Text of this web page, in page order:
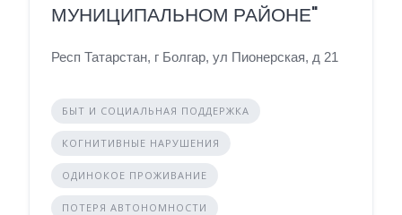
МУНИЦИПАЛЬНОМ РАЙОНЕ"
Респ Татарстан, г Болгар, ул Пионерская, д 21
БЫТ И СОЦИАЛЬНАЯ ПОДДЕРЖКА
КОГНИТИВНЫЕ НАРУШЕНИЯ
ОДИНОКОЕ ПРОЖИВАНИЕ
ПОТЕРЯ АВТОНОМНОСТИ